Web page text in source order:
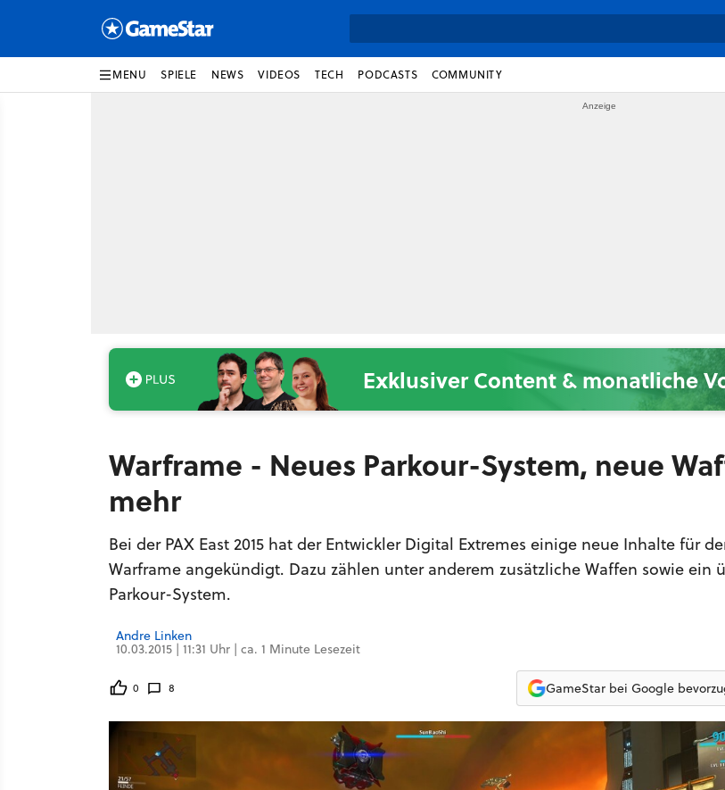
MENU SPIELE NEWS VIDEOS TECH PODCASTS COMMUNITY
Exklusiver Content & monatliche
Warframe - Neues Parkour-System, neue
mehr
Bei der PAX East 2015 hat der Entwickler Digital Extremes einige neue Inhalte für
Warframe angekündigt. Dazu zählen unter anderem zusätzliche Waffen sowie ein
Parkour-System.
Andre Linken
10.03.2015 | 11:31 Uhr | ca. 1 Minute Lesezeit
0 8 GameStar bei Google